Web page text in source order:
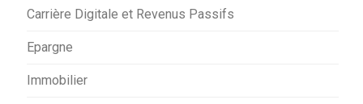
Carrière Digitale et Revenus Passifs
Epargne
Immobilier